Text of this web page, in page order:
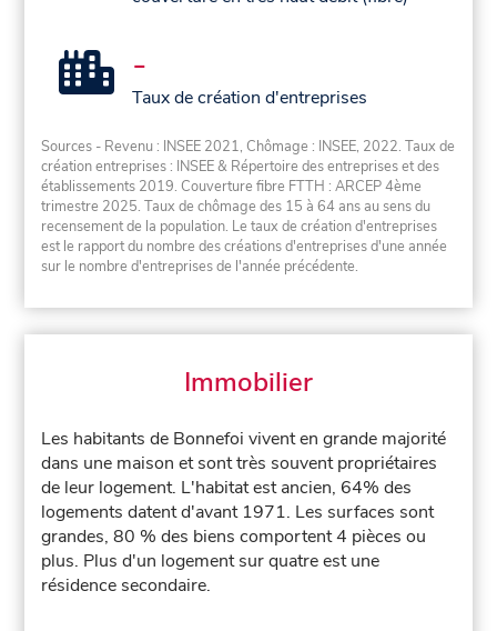
-
Taux de création d'entreprises
Sources - Revenu : INSEE 2021, Chômage : INSEE, 2022. Taux de
création entreprises : INSEE & Répertoire des entreprises et des
établissements 2019. Couverture fibre FTTH : ARCEP 4ème
trimestre 2025. Taux de chômage des 15 à 64 ans au sens du
recensement de la population. Le taux de création d'entreprises
est le rapport du nombre des créations d'entreprises d'une année
sur le nombre d'entreprises de l'année précédente.
Immobilier
Les habitants de Bonnefoi vivent en grande majorité
dans une maison et sont très souvent propriétaires
de leur logement. L'habitat est ancien, 64% des
logements datent d'avant 1971. Les surfaces sont
grandes, 80 % des biens comportent 4 pièces ou
plus. Plus d'un logement sur quatre est une
résidence secondaire.